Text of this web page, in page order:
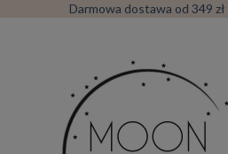
Darmowa dostawa od 349 zł